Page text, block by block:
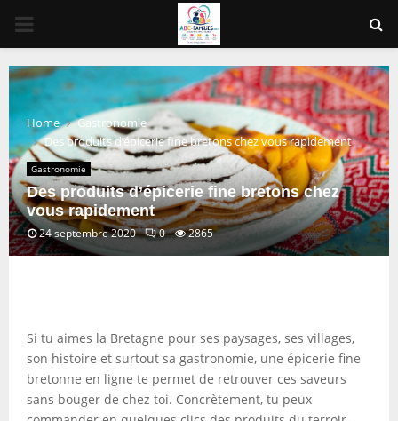
PRIMARY
MENU
Home
Gastronomie
Des produits d’épicerie fine bretons chez vous rapidement
Gastronomie
Des produits d’épicerie fine bretons chez
vous rapidement
24 septembre 2020 0 2865
Si tu aimes la Bretagne pour ses paysages, ses villages,
son histoire et surtout sa gastronomie, une épicerie fine
bretonne en ligne te permet de retrouver ces saveurs
sans bouger de chez toi. Concrètement, tu peux